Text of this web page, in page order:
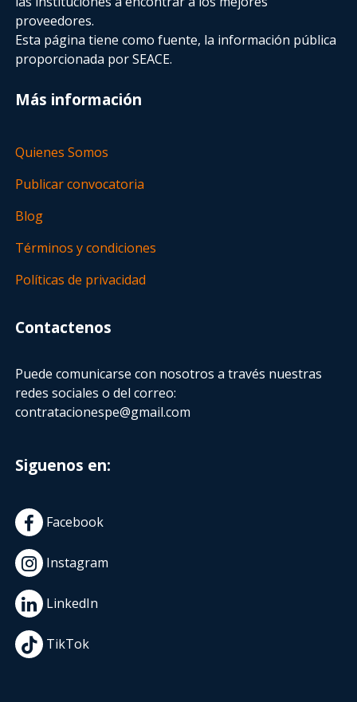
proveedores.
Esta página tiene como fuente, la información pública
proporcionada por SEACE.
Más información
Quienes Somos
Publicar convocatoria
Blog
Términos y condiciones
Políticas de privacidad
Contactenos
Puede comunicarse con nosotros a través nuestras
redes sociales o del correo:
contratacionespe@gmail.com
Siguenos en:
Facebook
Instagram
LinkedIn
TikTok